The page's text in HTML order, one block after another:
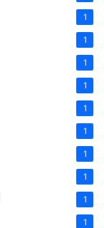
1
1
1
1
1
1
1
1
1
1